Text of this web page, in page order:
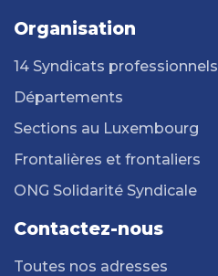
Organisation
14 Syndicats professionnels
Départements
Sections au Luxembourg
Frontalières et frontaliers
ONG Solidarité Syndicale
Contactez-nous
Toutes nos adresses